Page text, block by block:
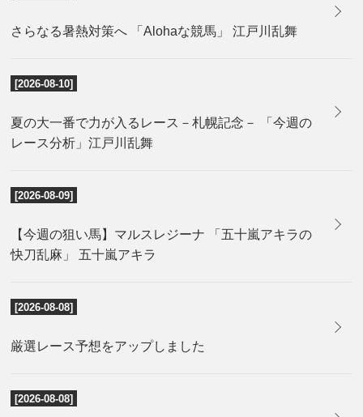
さらなる暑熱対策へ 「Alohaな競馬」 江戸川乱舞
[2026-08-10]
夏の大一番で力が入るレース－札幌記念－ 「今週の
レース分析」江戸川乱舞
[2026-08-09]
【今週の狙い馬】マルスレジーナ 「五十嵐アキラの
快刀乱麻」 五十嵐アキラ
[2026-08-08]
厳選レース予想をアップしました
[2026-08-08]